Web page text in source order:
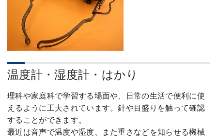
温度計・湿度計・はかり
理科や家庭科で学習する場面や、日常の生活で便利に使
えるように工夫されています。針や目盛りを触って確認
することができます。
最近は音声で温度や湿度、また重さなどを知らせる機械